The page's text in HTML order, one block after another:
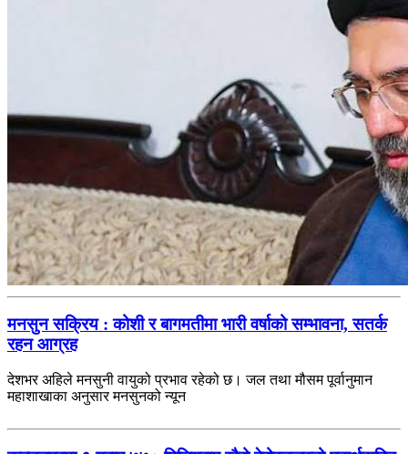
मनसुन सक्रिय : कोशी र बागमतीमा भारी वर्षाको सम्भावना, सतर्क
रहन आग्रह
देशभर अहिले मनसुनी वायुको प्रभाव रहेको छ। जल तथा मौसम पूर्वानुमान
महाशाखाका अनुसार मनसुनको न्यून